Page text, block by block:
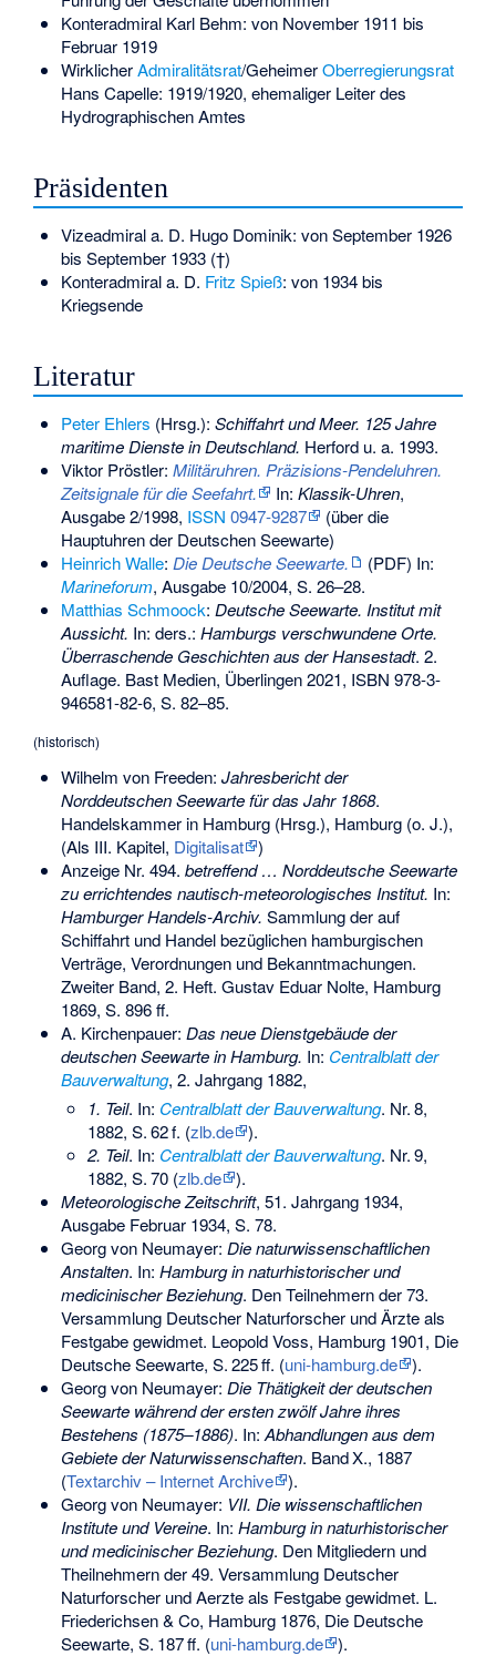
Konteradmiral Karl Behm: von November 1911 bis
Februar 1919
WirklicherAdmiralitätsrat/GeheimerOberregierungsrat
Hans Capelle: 1919/1920, ehemaliger Leiter des
Hydrographischen Amtes
Präsidenten
Vizeadmiral a. D. Hugo Dominik: von September 1926
bis September 1933 (†)
Konteradmiral a. D. Fritz Spieß: von 1934 bis
Kriegsende
Literatur
Peter Ehlers (Hrsg.): Schiffahrt und Meer. 125 Jahre
maritime Dienste in Deutschland. Herford u. a. 1993.
Viktor Pröstler: Militäruhren. Präzisions-Pendeluhren.
Zeitsignale für die Seefahrt.
In: Klassik-Uhren,
Ausgabe 2/1998, ISSN 0947-9287
(über die
Hauptuhren der Deutschen Seewarte)
Heinrich Walle: Die Deutsche Seewarte.
(PDF) In:
Marineforum, Ausgabe 10/2004, S. 26–28.
Matthias Schmoock: Deutsche Seewarte. Institut mit
Aussicht. In: ders.: Hamburgs verschwundene Orte.
Überraschende Geschichten aus der Hansestadt. 2.
Auflage. Bast Medien, Überlingen 2021, ISBN 978-3-
946581-82-6, S. 82–85.
(historisch)
Wilhelm von Freeden: Jahresbericht der
Norddeutschen Seewarte für das Jahr 1868.
Handelskammer in Hamburg (Hrsg.), Hamburg (o. J.),
(Als III. Kapitel, Digitalisat
)
Anzeige Nr. 494. betreffend … Norddeutsche Seewarte
zu errichtendes nautisch-meteorologisches Institut. In:
Hamburger Handels-Archiv. Sammlung der auf
Schiffahrt und Handel bezüglichen hamburgischen
Verträge, Verordnungen und Bekanntmachungen.
Zweiter Band, 2. Heft. Gustav Eduar Nolte, Hamburg
1869, S. 896 ff.
A. Kirchenpauer: Das neue Dienstgebäude der
deutschen Seewarte in Hamburg. In: Centralblatt der
Bauverwaltung, 2. Jahrgang 1882,
1. Teil. In: Centralblatt der Bauverwaltung. Nr.8,
1882,S.62f. (zlb.de
).
2. Teil. In: Centralblatt der Bauverwaltung. Nr.9,
1882,S.70 (zlb.de
).
Meteorologische Zeitschrift, 51. Jahrgang 1934,
Ausgabe Februar 1934, S. 78.
Georg von Neumayer: Die naturwissenschaftlichen
Anstalten. In: Hamburg in naturhistorischer und
medicinischer Beziehung. Den Teilnehmern der 73.
Versammlung Deutscher Naturforscher und Ärzte als
Festgabe gewidmet. Leopold Voss, Hamburg 1901, Die
Deutsche Seewarte, S.225ff. (uni-hamburg.de
).
Georg von Neumayer: Die Thätigkeit der deutschen
Seewarte während der ersten zwölf Jahre ihres
Bestehens (1875–1886). In: Abhandlungen aus dem
Gebiete der Naturwissenschaften. BandX., 1887
(Textarchiv – Internet Archive
).
Georg von Neumayer: VII. Die wissenschaftlichen
Institute und Vereine. In: Hamburg in naturhistorischer
und medicinischer Beziehung. Den Mitgliedern und
Theilnehmern der 49. Versammlung Deutscher
Naturforscher und Aerzte als Festgabe gewidmet. L.
Friederichsen & Co, Hamburg 1876, Die Deutsche
Seewarte, S. 187ff. (uni-hamburg.de ).